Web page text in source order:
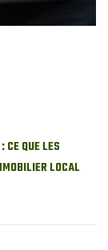
CE QUE LES
LOCAL